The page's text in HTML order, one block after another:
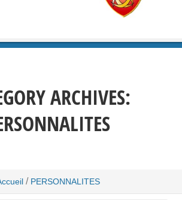
ARCHIVES:
/ PERSONNALITES